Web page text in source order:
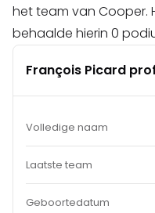
het team van Cooper.
behaalde hierin 0
François Picard
Volledige naam
Laatste team
Geboortedatum